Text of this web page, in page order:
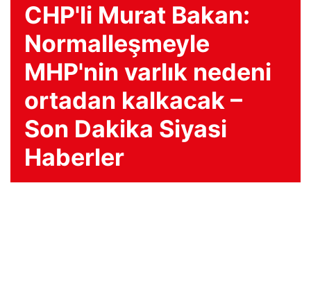
CHP'li Murat Bakan:
Normalleşmeyle
MHP'nin varlık nedeni
ortadan kalkacak –
Son Dakika Siyasi
Haberler